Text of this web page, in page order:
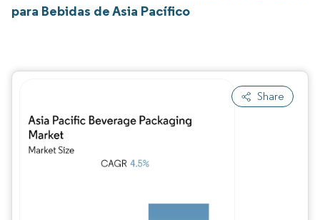
para Bebidas de Asia Pacífico
Share